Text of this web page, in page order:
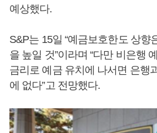
예상했다.
S&P는 15일 “예금보호한도 상향
을 높일 것”이라며 “다만 비은행
금리로 예금 유치에 나서면 은행
에 없다”고 전망했다.